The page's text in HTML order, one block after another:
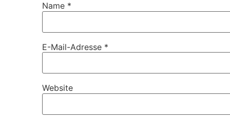
Name *
E-Mail-Adresse *
Website